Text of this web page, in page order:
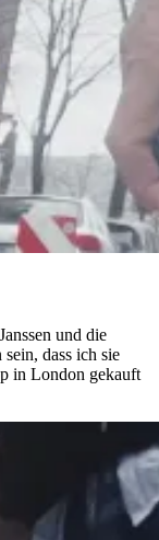
und die
dass ich sie
in London gekauft